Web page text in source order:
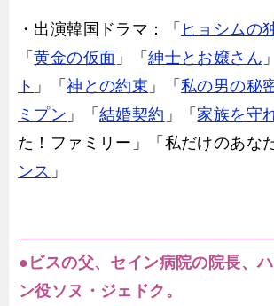
・出演韓国ドラマ：「 ヒョシムの
「黄金の仮面 」「紳士とお嬢さん
ト 」「神との約束 」「私の男の秘
ミプン 」「結婚契約 」「 家族を守
た！ファミリー」「私だけのあな
ンス 」
●ビスの父、セイン病院の院長、
ン役ソヌ・ジェドク。